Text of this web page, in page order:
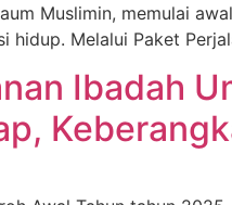
Muslimin, memulai
hidup. Melalui Paket
Ibadah